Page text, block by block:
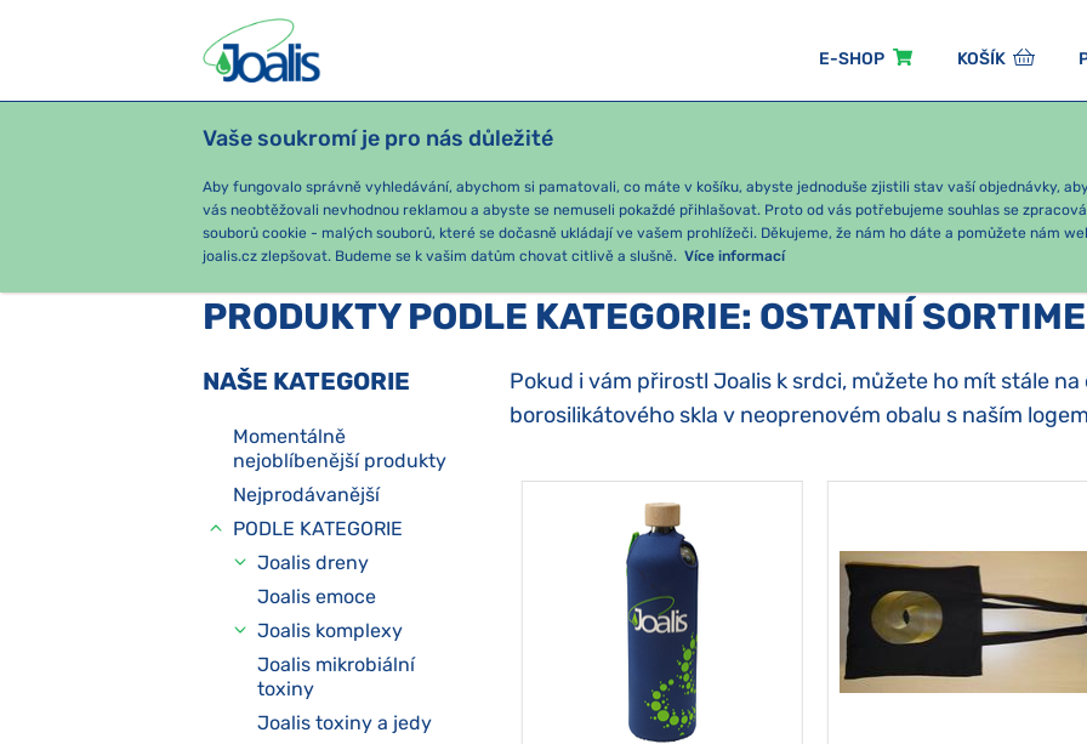
E-SHOP KOŠÍK
Vaše soukromí je pro nás důležité
Aby fungovalo správně vyhledávání, abychom si pamatovali, co máte v košíku, abyste jednoduše zjistili stav vaší objednávky,
vás neobtěžovali nevhodnou reklamou a abyste se nemuseli pokaždé přihlašovat. Proto od vás potřebujeme souhlas se
souborů cookie - malých souborů, které se dočasně ukládají ve vašem prohlížeči. Děkujeme, že nám ho dáte a pomůžete nám
joalis.cz zlepšovat. Budeme se k vašim datům chovat citlivě a slušně. Více informací
PRODUKTY PODLE OBTÍŽÍ SEZÓNNÍ BALÍČKY
PRODUKTY PODLE KATEGORIE: OSTATNÍ
NAŠE KATEGORIE
Momentálně
nejoblíbenější produkty
Nejprodávanější
PODLE KATEGORIE
Joalis dreny
Joalis emoce
Joalis komplexy
Joalis mikrobiální
toxiny
Joalis toxiny a jedy
Pokud i vám přirostl Joalis k srdci, můžete ho mít stále
borosilikátového skla v neoprenovém obalu s naším